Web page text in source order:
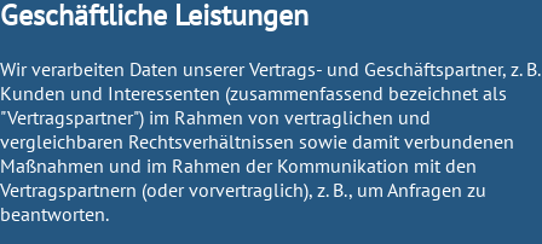
Geschäftliche Leistungen
Wir verarbeiten Daten unserer Vertrags- und Geschäftspartner, z. B.
Kunden und Interessenten (zusammenfassend bezeichnet als
"Vertragspartner") im Rahmen von vertraglichen und
vergleichbaren Rechtsverhältnissen sowie damit verbundenen
Maßnahmen und im Rahmen der Kommunikation mit den
Vertragspartnern (oder vorvertraglich), z. B., um Anfragen zu
beantworten.